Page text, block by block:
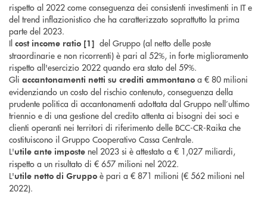
rispetto al 2022 come conseguenza dei consistenti investimenti in IT e
del trend inflazionistico che ha caratterizzato soprattutto la prima
parte del 2023.
Il cost income ratio [1] del Gruppo (al netto delle poste
straordinarie e non ricorrenti) è pari al 52%, in forte miglioramento
rispetto all'esercizio 2022 quando era stato del 59%.
Gli accantonamenti netti su crediti ammontano a € 80 milioni
evidenziando un costo del rischio contenuto, conseguenza della
prudente politica di accantonamenti adottata dal Gruppo nell’ultimo
triennio e di una gestione del credito attenta ai bisogni dei soci e
clienti operanti nei territori di riferimento delle BCC-CR-Raika che
costituiscono il Gruppo Cooperativo Cassa Centrale.
L'utile ante imposte nel 2023 si è attestato a € 1,027 miliardi,
rispetto a un risultato di € 657 milioni nel 2022.
L'utile netto di Gruppo è pari a € 871 milioni (€ 562 milioni nel
2022).